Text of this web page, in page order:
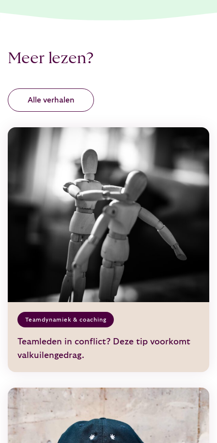
Meer lezen?
Alle verhalen
Teamdynamiek & coaching
Teamleden in conflict? Deze tip voorkomt
valkuilengedrag.